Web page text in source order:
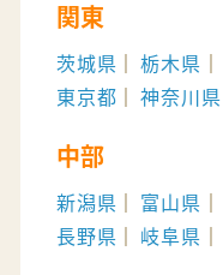
関東
茨城県 栃木県
東京都
神奈川県
中部
新潟県 富山県
長野県
岐阜県